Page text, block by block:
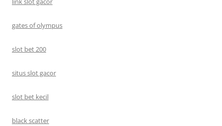
gates of olympus
slot bet 200
situs slot gacor
slot bet kecil
black scatter